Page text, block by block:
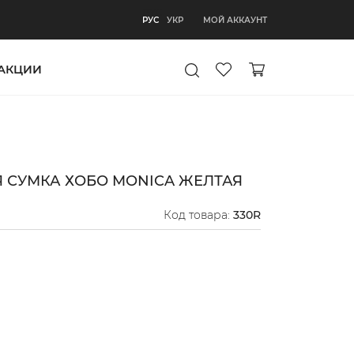
РУС УКР МОЙ АККАУНТ
ХОБО MONICA ЖЕЛТАЯ
Код товара: 330R